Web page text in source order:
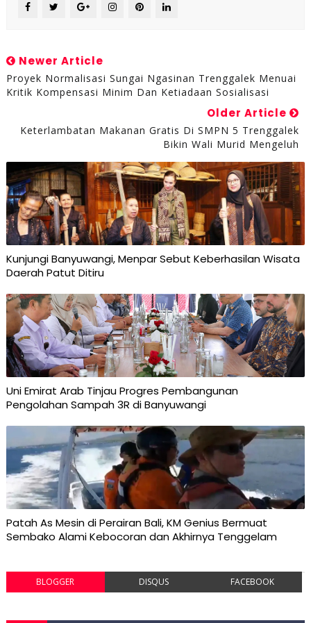
Newer Article
Proyek Normalisasi Sungai Ngasinan Trenggalek Menuai
Kritik Kompensasi Minim Dan Ketiadaan Sosialisasi
Older Article
Keterlambatan Makanan Gratis Di SMPN 5 Trenggalek
Bikin Wali Murid Mengeluh
Kunjungi Banyuwangi, Menpar Sebut Keberhasilan Wisata
Daerah Patut Ditiru
Uni Emirat Arab Tinjau Progres Pembangunan
Pengolahan Sampah 3R di Banyuwangi
Patah As Mesin di Perairan Bali, KM Genius Bermuat
Sembako Alami Kebocoran dan Akhirnya Tenggelam
BLOGGER DISQUS FACEBOOK